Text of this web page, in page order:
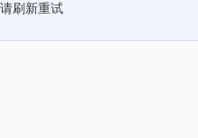
刷新重试